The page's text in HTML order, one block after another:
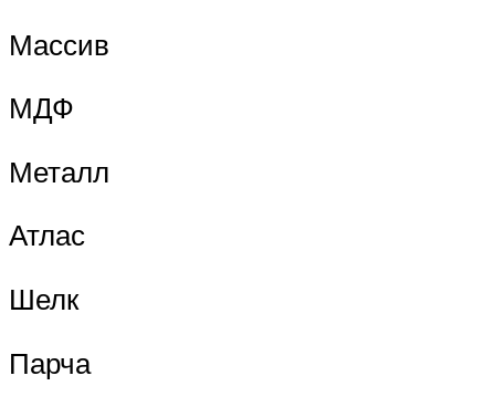
Массив
МДФ
Металл
Атлас
Шелк
Парча